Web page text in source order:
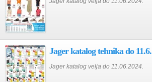
Jager katalog tehnika do 11.6.
Jager katalog velja do 11.06.2024.